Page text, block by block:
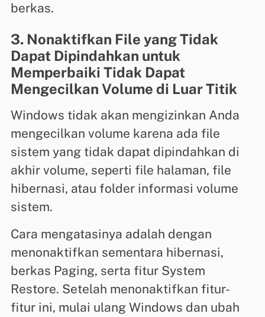
berkas.
3. Nonaktifkan File yang Tidak
Dapat Dipindahkan untuk
Memperbaiki Tidak Dapat
Mengecilkan Volume di Luar Titik
Windows tidak akan mengizinkan Anda
mengecilkan volume karena ada file
sistem yang tidak dapat dipindahkan di
akhir volume, seperti file halaman, file
hibernasi, atau folder informasi volume
sistem.
Cara mengatasinya adalah dengan
menonaktifkan sementara hibernasi,
berkas Paging, serta fitur System
Restore. Setelah menonaktifkan fitur-
fitur ini, mulai ulang Windows dan ubah